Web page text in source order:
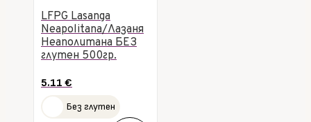
LFPG Lasanga
Neapolitana/Лазаня
Неаполитана БЕЗ
глутен 500гр.
5.11 €
Без глутен